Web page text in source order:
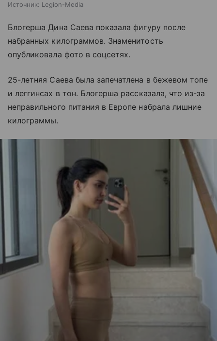
Источник: Legion-Media
Блогерша Дина Саева показала фигуру после
набранных килограммов. Знаменитость
опубликовала фото в соцсетях.
25-летняя Саева была запечатлена в бежевом топе
и леггинсах в тон. Блогерша рассказала, что из-за
неправильного питания в Европе набрала лишние
килограммы.